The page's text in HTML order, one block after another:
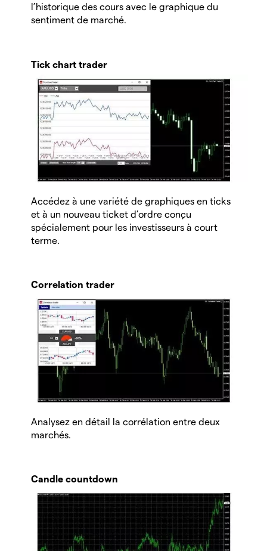
l’historique des cours avec le graphique du
sentiment de marché.
Tick chart trader
Accédez à une variété de graphiques en ticks
et à un nouveau ticket d’ordre conçu
spécialement pour les investisseurs à court
terme.
Correlation trader
Analysez en détail la corrélation entre deux
marchés.
Candle countdown